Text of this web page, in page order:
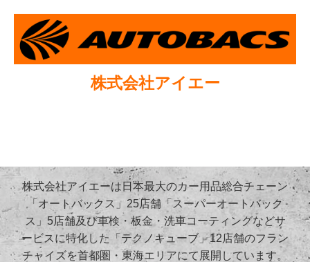
株式会社アイエー
株式会社アイエーは日本最大のカー用品総合チェーン
「オートバックス」25店舗「スーパーオートバック
ス」5店舗及び車検・板金・洗車コーティングなどサ
ービスに特化した「テクノキューブ」12店舗のフラン
チャイズを首都圏・東海エリアにて展開しています。